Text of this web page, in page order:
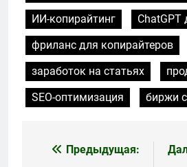
ИИ-копирайтинг
ChatGPT
фриланс для копирайтеров
заработок на статьях
SEO-оптимизация
биржи
Навигация
Предыдущая: